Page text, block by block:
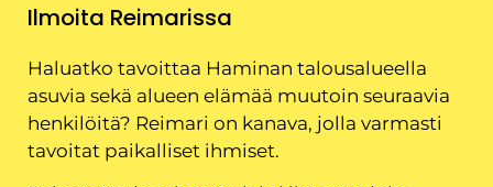
Ilmoita Reimarissa
Haluatko tavoittaa Haminan talousalueella
asuvia sekä alueen elämää muutoin seuraavia
henkilöitä? Reimari on kanava, jolla varmasti
tavoitat paikalliset ihmiset.